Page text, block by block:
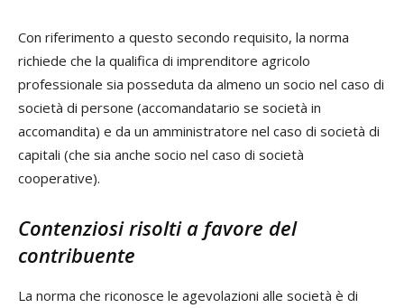
Con riferimento a questo secondo requisito, la norma
richiede che la qualifica di imprenditore agricolo
professionale sia posseduta da almeno un socio nel caso di
società di persone (accomandatario se società in
accomandita) e da un amministratore nel caso di società di
capitali (che sia anche socio nel caso di società
cooperative).
Contenziosi risolti a favore del
contribuente
La norma che riconosce le agevolazioni alle società è di